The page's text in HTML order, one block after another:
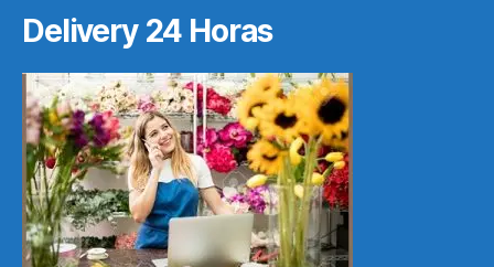
Delivery 24 Horas